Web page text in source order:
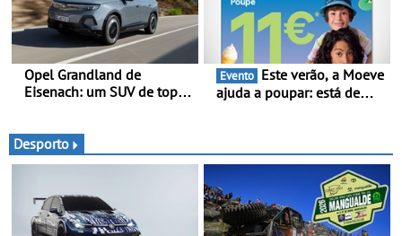
Opel Grandland de
Eisenach: um SUV de topo
Evento
ajuda a poupar: está de
Desporto